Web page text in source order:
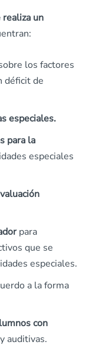
un
los factores
déficit de
especiales.
para la
especiales
para
que se
especiales.
a la forma
con
auditivas.